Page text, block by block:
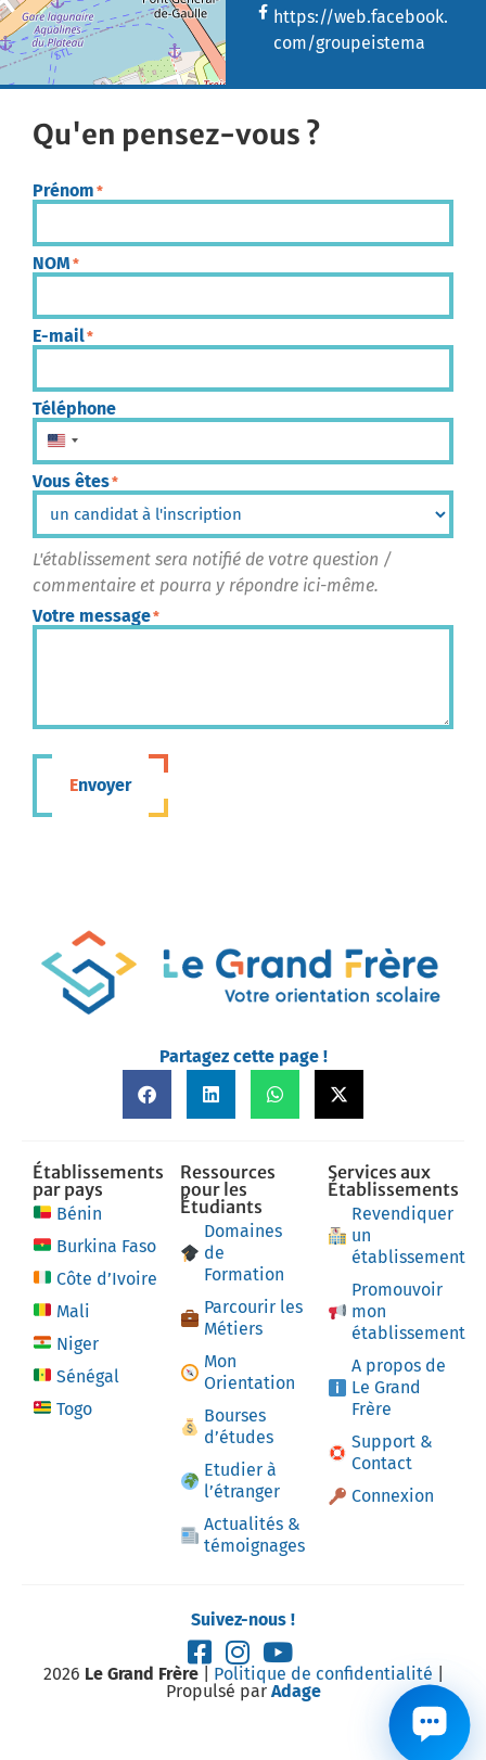
https://web.facebook.
com/groupeistema
Qu'en pensez-vous ?
Prénom *
NOM *
E-mail*
Téléphone
États-Unis +1
Vous êtes*
L'établissement sera notifié de votre question /
commentaire et pourra y répondre ici-même.
Votre message*
Envoyer
Partagez cette page !
Établissements
par pays
Bénin
Burkina Faso
Côte d’Ivoire
Mali
Niger
Sénégal
Togo
Ressources
pour les
Étudiants
Domaines
de
Formation
Parcourir les
Métiers
Mon
Orientation
Bourses
d’études
Etudier à
l’étranger
Actualités &
témoignages
Services aux
Établissements
Revendiquer
un
établissement
Promouvoir
mon
établissement
A propos de
Le Grand
Frère
Support &
Contact
Connexion
Suivez-nous !
2026 Le Grand Frère| Politique de confidentialité
Propulsé par Adage